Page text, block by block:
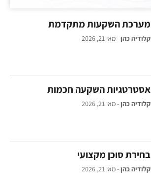
מערכת השקעות מתקדמת
קלודיה כהן מאי 21, 2026
אסטרטגיות השקעה חכמות
קלודיה כהן מאי 21, 2026
בחירת סוכן מקצועי
קלודיה כהן מאי 21, 2026